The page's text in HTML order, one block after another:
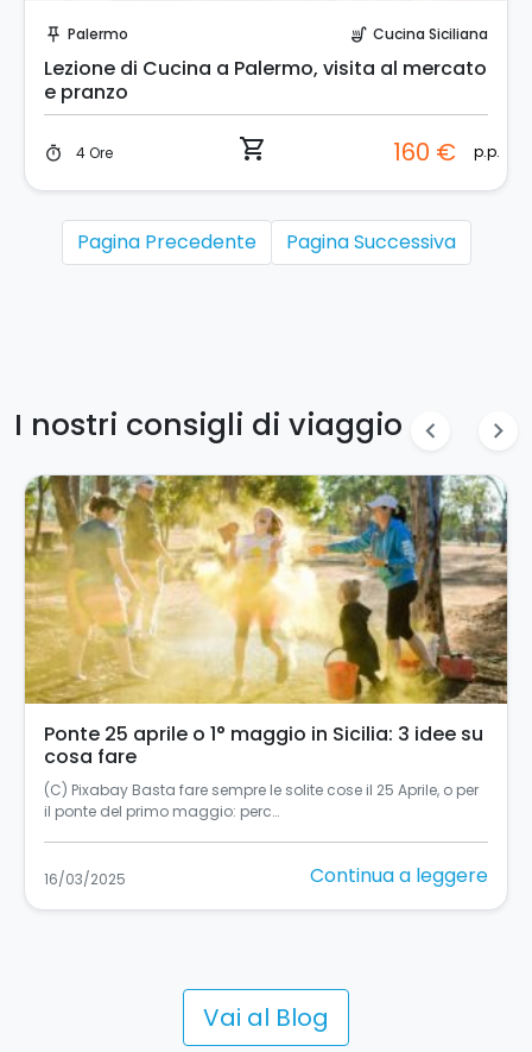
push_pin Palermo soup_kitchen Cucina Siciliana
Lezione di Cucina a Palermo, visita al mercato
e pranzo
timer 4 Ore shopping_cart 160 € p.p.
Pagina Precedente Pagina Successiva
I nostri consigli di viaggio chevron_left chevron_right
Turismo accessibile in Sicilia: un’esperienza
per tutti
Turismo accessibile in Sicilia: un’esperienza per tutti La
Sicilia, si sa, è una terra in…
11/03/2025 Continua a leggere
Vai al Blog